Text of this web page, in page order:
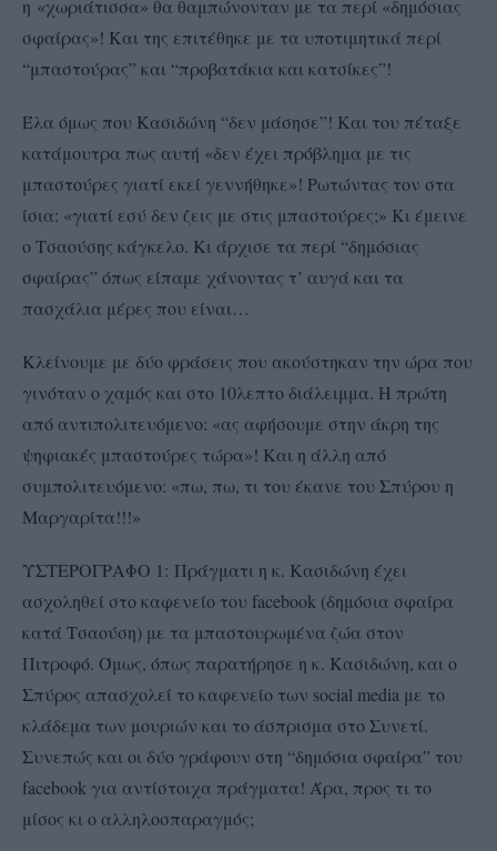
η «χωριάτισσα» θα θαμπώνονταν με τα περί «δημόσιας
σφαίρας»! Και της επιτέθηκε με τα υποτιμητικά περί
“μπαστούρας” και “προβατάκια και κατσίκες”!
Έλα όμως που Κασιδώνη “δεν μάσησε”! Και του πέταξε
κατάμουτρα πως αυτή «δεν έχει πρόβλημα με τις
μπαστούρες γιατί εκεί γεννήθηκε»! Ρωτώντας τον στα
ίσια: «γιατί εσύ δεν ζεις με στις μπαστούρες;» Κι έμεινε
ο Τσαούσης κάγκελο. Κι άρχισε τα περί “δημόσιας
σφαίρας” όπως είπαμε χάνοντας τ’ αυγά και τα
πασχάλια μέρες που είναι…
Κλείνουμε με δύο φράσεις που ακούστηκαν την ώρα που
γινόταν ο χαμός και στο 10λεπτο διάλειμμα. Η πρώτη
από αντιπολιτευόμενο: «ας αφήσουμε στην άκρη της
ψηφιακές μπαστούρες τώρα»! Και η άλλη από
συμπολιτευόμενο: «πω, πω, τι του έκανε του Σπύρου η
Μαργαρίτα!!!»
ΥΣΤΕΡΟΓΡΑΦΟ 1: Πράγματι η κ. Κασιδώνη έχει
ασχοληθεί στο καφενείο του facebook (δημόσια σφαίρα
κατά Τσαούση) με τα μπαστουρωμένα ζώα στον
Πιτροφό. Όμως, όπως παρατήρησε η κ. Κασιδώνη, και ο
Σπύρος απασχολεί το καφενείο των social media με το
κλάδεμα των μουριών και το άσπρισμα στο Συνετί.
Συνεπώς και οι δύο γράφουν στη “δημόσια σφαίρα” του
facebook για αντίστοιχα πράγματα! Άρα, προς τι το
μίσος κι ο αλληλοσπαραγμός;